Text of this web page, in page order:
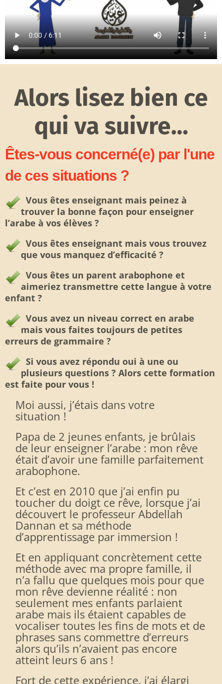
Alors lisez bien ce
qui va suivre…
Êtes-vous concerné(e) par l'une
de ces situations ?
Vous êtes enseignant mais peinez à
trouver la bonne façon pour enseigner
l’arabe à vos élèves ?
Vous êtes enseignant mais vous trouvez
que vous manquez d’efficacité ?
Vous êtes un parent arabophone et
aimeriez transmettre cette langue à votre
enfant ?
Vous avez un niveau correct en arabe
mais vous faites toujours de petites
erreurs de grammaire ?
Si vous avez répondu oui à une ou
plusieurs questions ? Alors cette formation
est faite pour vous !
Moi aussi, j’étais dans votre
situation !
Papa de 2 jeunes enfants, je brûlais
de leur enseigner l’arabe : mon rêve
était d’avoir une famille parfaitement
arabophone.
Et c’est en 2010 que j’ai enfin pu
toucher du doigt ce rêve, lorsque j’ai
découvert le professeur Abdellah
Dannan et sa méthode
d’apprentissage par immersion !
Et en appliquant concrètement cette
méthode avec ma propre famille, il
n’a fallu que quelques mois pour que
mon rêve devienne réalité : non
seulement mes enfants parlaient
arabe mais ils étaient capables de
vocaliser toutes les fins de mots et de
phrases sans commettre d’erreurs
alors qu’ils n’avaient pas encore
atteint leurs 6 ans !
Fort de cette expérience, j’ai élargi